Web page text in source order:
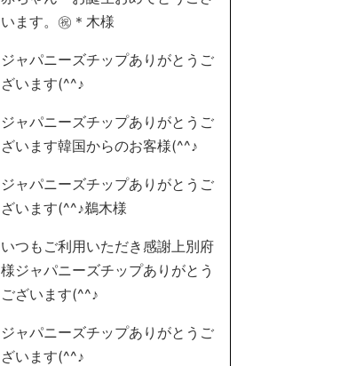
います。㊗＊木様
ジャパニーズチップありがとうご
ざいます(^^♪
ジャパニーズチップありがとうご
ざいます韓国からのお客様(^^♪
ジャパニーズチップありがとうご
ざいます(^^♪鵜木様
いつもご利用いただき感謝上別府
様ジャパニーズチップありがとう
ございます(^^♪
ジャパニーズチップありがとうご
ざいます(^^♪